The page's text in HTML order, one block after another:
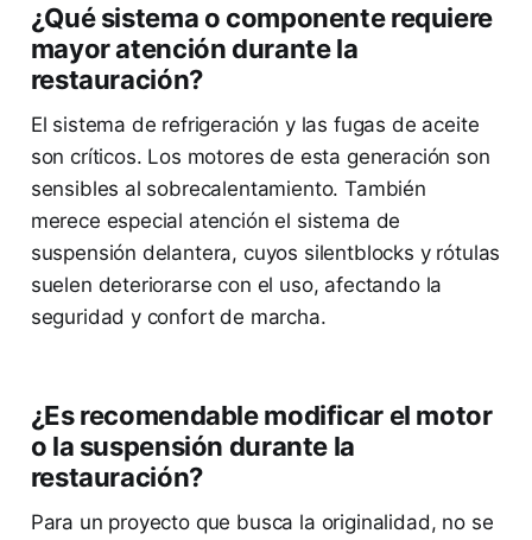
¿Qué sistema o componente requiere
mayor atención durante la
restauración?
El sistema de refrigeración y las fugas de aceite
son críticos. Los motores de esta generación son
sensibles al sobrecalentamiento. También
merece especial atención el sistema de
suspensión delantera, cuyos silentblocks y rótulas
suelen deteriorarse con el uso, afectando la
seguridad y confort de marcha.
¿Es recomendable modificar el motor
o la suspensión durante la
restauración?
Para un proyecto que busca la originalidad, no se